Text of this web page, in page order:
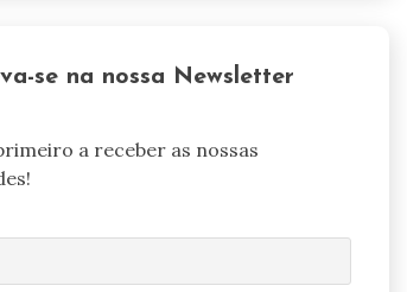
se na nossa Newsletter
a receber as nossas